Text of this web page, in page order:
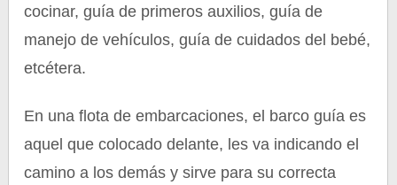
cocinar, guía de primeros auxilios, guía de
manejo de vehículos, guía de cuidados del bebé,
etcétera.
En una flota de embarcaciones, el barco guía es
aquel que colocado delante, les va indicando el
camino a los demás y sirve para su correcta